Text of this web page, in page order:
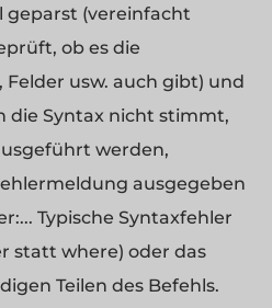
(vereinfacht
ob es die
usw. auch gibt) und
die Syntax nicht stimmt,
werden,
ausgegeben
Typische Syntaxfehler
statt where) oder das
Teilen des Befehls.